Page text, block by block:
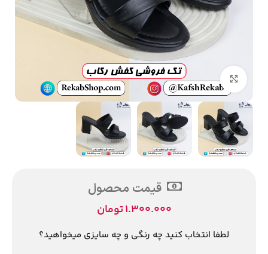
بزرگنمایی تصویر
قیمت محصول
1.300.000تومان
لطفا انتخاب کنید چه رنگی و چه سایزی میخواهید؟